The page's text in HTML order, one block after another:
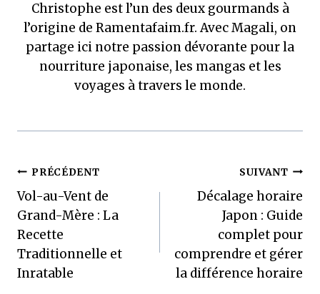
Christophe est l’un des deux gourmands à
l’origine de Ramentafaim.fr. Avec Magali, on
partage ici notre passion dévorante pour la
nourriture japonaise, les mangas et les
voyages à travers le monde.
Navigation
de
l’article
PRÉCÉDENT
Vol-au-Vent de
Grand-Mère : La
Recette
Traditionnelle et
Inratable
SUIVANT
Décalage horaire
Japon : Guide
complet pour
comprendre et gérer
la différence horaire